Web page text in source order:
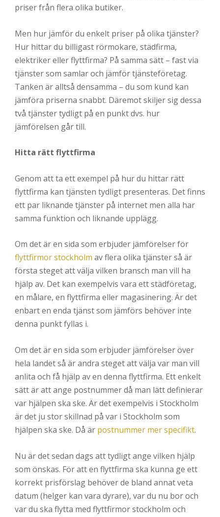
priser från flera olika butiker.
Men hur jämför du enkelt priser på olika tjänster?
Hur hittar du billigast rörmokare, städfirma,
elektriker eller flyttfirma? På samma sätt – fast via
tjänster som samlar och jämför tjänsteföretag.
Tanken är alltså densamma – du som kund kan
jämföra priserna snabbt. Däremot skiljer sig dessa
två tjänster tydligt på en punkt dvs. hur
jämförelsen går till.
Hitta rätt flyttfirma
Genom att ta ett exempel på hur du hittar rätt
flyttfirma kan tjänsten tydligt presenteras. Det finns
ett par liknande tjänster på internet men alla har
samma funktion och liknande upplägg.
Om det är en sida som erbjuder jämförelser för
flyttfirmor stockholm av flera olika tjänster så är
första steget att välja vilken bransch man vill ha
hjälp av. Det kan exempelvis vara ett städföretag,
en målare, en flyttfirma eller magasinering. Är det
enbart en enda tjänst som jämförs behöver inte
denna punkt fyllas i.
Om det är en sida som erbjuder jämförelser över
hela landet så är andra steget att välja var man vill
anlita och få hjälp av en denna flyttfirma. Ett enkelt
sätt är att ange postnummer då man lätt definierar
var hjälpen ska ske. Är det exempelvis i Stockholm
är det ju stor skillnad på var i Stockholm som
hjälpen ska ske. Då är postnummer mer specifikt.
Nu är det sedan dags att tydligt ange vilken hjälp
som önskas. För att en flyttfirma ska kunna ge ett
korrekt prisförslag behöver de bland annat veta
datum (helger kan vara dyrare), var du nu bor och
var du ska flytta med flyttfirmor stockholm och